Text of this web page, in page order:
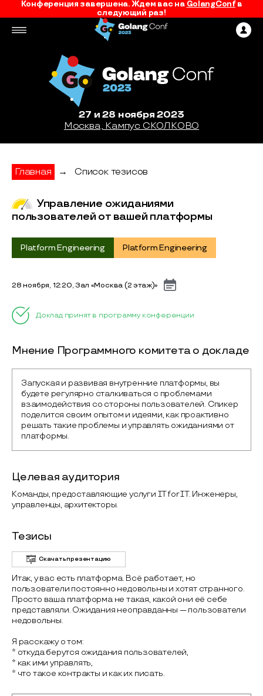
Конференция завершена. Ждем вас на GolangConfв
следующий раз!
27 и 28 ноября 2023
Москва, Кампус СКОЛКОВО
Главная → Список тезисов
Управление ожиданиями
пользователей от вашей платформы
Platform Engineering Platform Engineering
28 ноября, 12:20, Зал «Москва (2 этаж)»
Доклад принят в программу конференции
Мнение Программного комитета о докладе
Запуская и развивая внутренние платформы, вы
будете регулярно сталкиваться с проблемами
взаимодействия со стороны пользователей. Спикер
поделится своим опытом и идеями, как проактивно
решать такие проблемы и управлять ожиданиями от
платформы.
Целевая аудитория
Команды, предоставляющие услуги IT for IT. Инженеры,
управленцы, архитекторы.
Тезисы
Скачать презентацию
Итак, у вас есть платформа. Всё работает, но
пользователи постоянно недовольны и хотят странного.
Просто ваша платформа не такая, какой они её себе
представляли. Ожидания неоправданны — пользователи
недовольны.
Я расскажу о том:
* откуда берутся ожидания пользователей,
* как ими управлять,
* что такое контракты и как их писать.